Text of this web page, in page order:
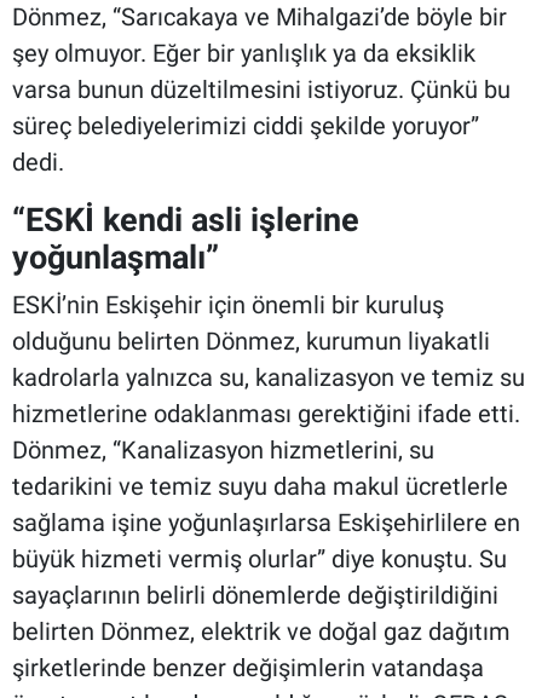
Dönmez, “Sarıcakaya ve Mihalgazi’de böyle bir
şey olmuyor. Eğer bir yanlışlık ya da eksiklik
varsa bunun düzeltilmesini istiyoruz. Çünkü bu
süreç belediyelerimizi ciddi şekilde yoruyor”
dedi.
“ESKİ kendi asli işlerine
yoğunlaşmalı”
ESKİ’nin Eskişehir için önemli bir kuruluş
olduğunu belirten Dönmez, kurumun liyakatli
kadrolarla yalnızca su, kanalizasyon ve temiz su
hizmetlerine odaklanması gerektiğini ifade etti.
Dönmez, “Kanalizasyon hizmetlerini, su
tedarikini ve temiz suyu daha makul ücretlerle
sağlama işine yoğunlaşırlarsa Eskişehirlilere en
büyük hizmeti vermiş olurlar” diye konuştu. Su
sayaçlarının belirli dönemlerde değiştirildiğini
belirten Dönmez, elektrik ve doğal gaz dağıtım
şirketlerinde benzer değişimlerin vatandaşa